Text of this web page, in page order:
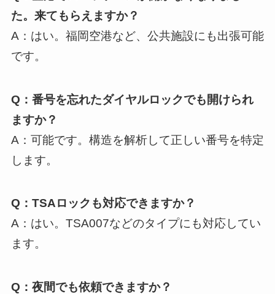
た。来てもらえますか？
A：はい。福岡空港など、公共施設にも出張可能
です。
Q：番号を忘れたダイヤルロックでも開けられ
ますか？
A：可能です。構造を解析して正しい番号を特定
します。
Q：TSAロックも対応できますか？
A：はい。TSA007などのタイプにも対応してい
ます。
Q：夜間でも依頼できますか？